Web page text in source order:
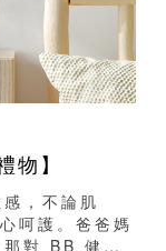
物】
，不論肌
呵護。爸爸媽
對 BB 健康